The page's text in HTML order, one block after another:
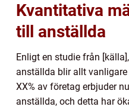
Kvantitativa
till anställda
Enligt en studie från
anställda blir allt
XX% av företag erbjuder
anställda, och detta har